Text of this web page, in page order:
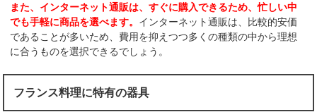
また、インターネット通販は、すぐに購入できるため、忙しい中
でも手軽に商品を選べます。 インターネット通販は、比較的安価
であることが多いため、費用を抑えつつ多くの種類の中から理想
に合うものを選択できるでしょう。
フランス料理に特有の器具